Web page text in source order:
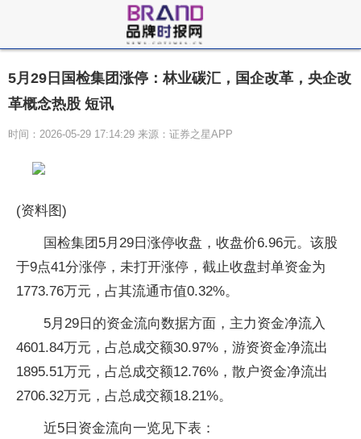
5月29日国检集团涨停：林业碳汇，国企改革，央企改
革概念热股 短讯
时间：2026-05-29 17:14:29 来源：证券之星APP
(资料图)
国检集团5月29日涨停收盘，收盘价6.96元。该股
于9点41分涨停，未打开涨停，截止收盘封单资金为
1773.76万元，占其流通市值0.32%。
5月29日的资金流向数据方面，主力资金净流入
4601.84万元，占总成交额30.97%，游资资金净流出
1895.51万元，占总成交额12.76%，散户资金净流出
2706.32万元，占总成交额18.21%。
近5日资金流向一览见下表：